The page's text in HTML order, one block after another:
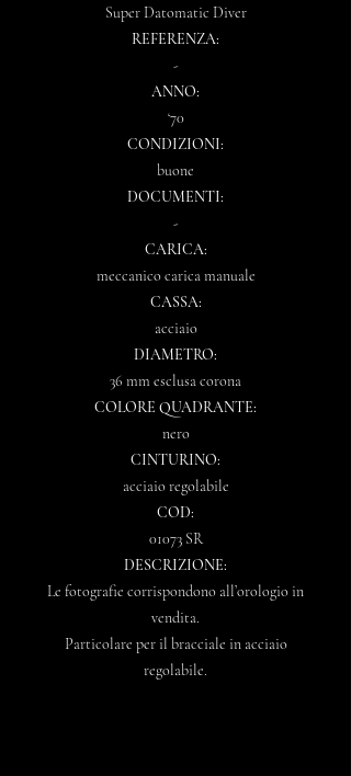
Super Datomatic Diver
REFERENZA:
-
ANNO:
‘70
CONDIZIONI:
buone
DOCUMENTI:
-
CARICA:
meccanico carica manuale
CASSA:
acciaio
DIAMETRO:
36 mm esclusa corona
COLORE QUADRANTE:
nero
CINTURINO:
acciaio regolabile
COD:
01073 SR
DESCRIZIONE:
Le fotografie corrispondono all’orologio in
vendita.
Particolare per il bracciale in acciaio
regolabile.